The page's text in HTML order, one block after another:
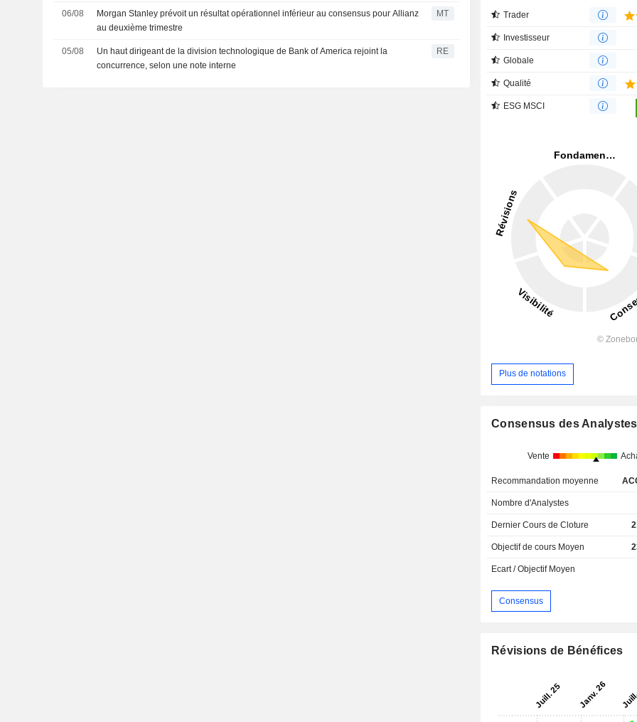
06/08
Morgan Stanley prévoit un résultat opérationnel inférieur au consensus pour Allianz
au deuxième trimestre
MT
05/08
Un haut dirigeant de la division technologique de Bank of America rejoint la
concurrence, selon une note interne
RE
Trader
Investisseur
Globale
Qualité
ESG MSCI
Plus de notations
Consensus des Analystes
Vente
Recommandation moyenne
Nombre d'Analystes
Dernier Cours de Cloture
Objectif de cours Moyen
Ecart / Objectif Moyen
Consensus
Révisions de Bénéfices